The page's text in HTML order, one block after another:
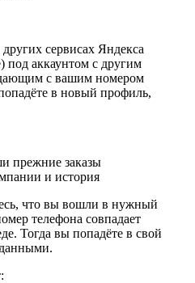
сервисах Яндекса
аккаунтом с другим
с вашим номером
в новый профиль,
прежние заказы
и история
что вы вошли в нужный
телефона совпадает
Тогда вы попадёте в свой